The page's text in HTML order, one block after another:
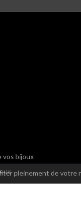
pleinement de votre
vos bijoux